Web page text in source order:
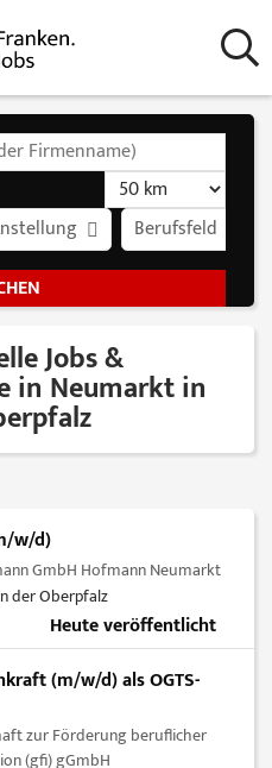
Berufsfeld
Jobs &
in Neumarkt in
w/d)
GmbH Hofmann Neumarkt
der Oberpfalz
Heute veröffentlicht
(m/w/d) als OGTS-
zur Förderung beruflicher
(gfi) gGmbH